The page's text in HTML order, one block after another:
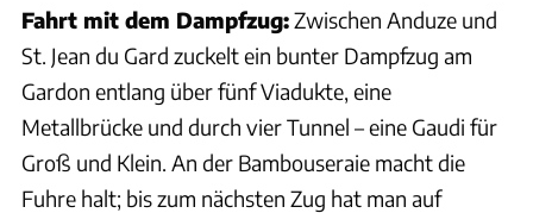
Fahrt mit dem Dampfzug:Zwischen Anduze und
St. Jean du Gard zuckelt ein bunter Dampfzug am
Gardon entlang über fünf Viadukte, eine
Metallbrücke und durch vier Tunnel – eine Gaudi für
Groß und Klein. An der Bambouseraie macht die
Fuhre halt; bis zum nächsten Zug hat man auf